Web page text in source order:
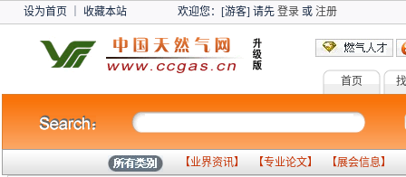
设为首页 收藏本站 欢迎您：[游客] 请先 登录或 注册
首页
【业界资讯】 【专业论文】 【展会信息】